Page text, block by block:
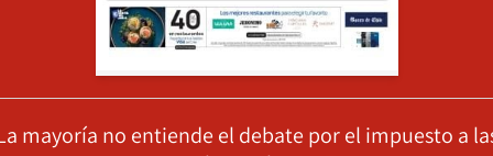
mayoría no entiende el debate por el impuesto a